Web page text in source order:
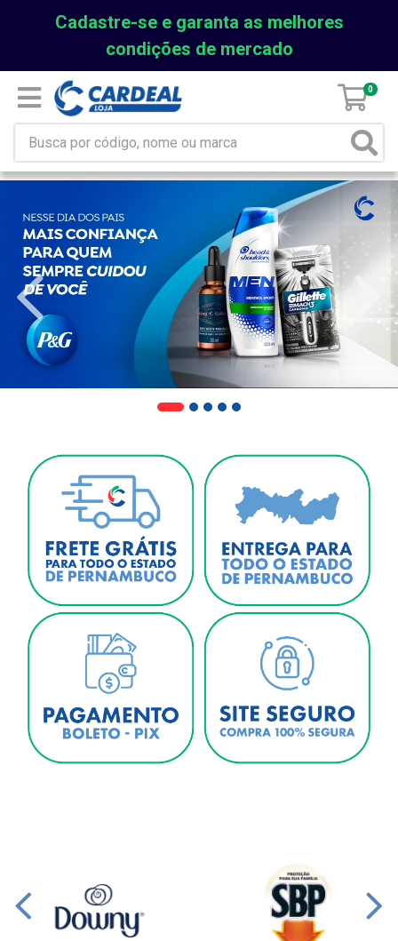
Cadastre-se e garanta as melhores
condições de mercado
0